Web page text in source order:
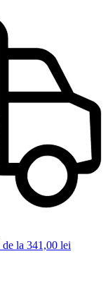
de la 341,00 lei